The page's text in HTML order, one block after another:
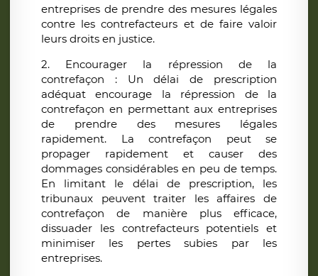
entreprises de prendre des mesures légales
contre les contrefacteurs et de faire valoir
leurs droits en justice.
2. Encourager la répression de la
contrefaçon : Un délai de prescription
adéquat encourage la répression de la
contrefaçon en permettant aux entreprises
de prendre des mesures légales
rapidement. La contrefaçon peut se
propager rapidement et causer des
dommages considérables en peu de temps.
En limitant le délai de prescription, les
tribunaux peuvent traiter les affaires de
contrefaçon de manière plus efficace,
dissuader les contrefacteurs potentiels et
minimiser les pertes subies par les
entreprises.